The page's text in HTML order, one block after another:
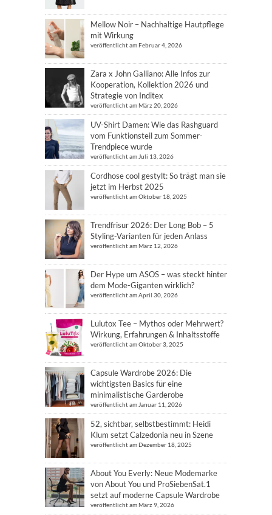
Mellow Noir – Nachhaltige Hautpflege
mit Wirkung
veröffentlicht am Februar 4, 2026
Zara x John Galliano: Alle Infos zur
Kooperation, Kollektion 2026 und
Strategie von Inditex
veröffentlicht am März 20, 2026
UV-Shirt Damen: Wie das Rashguard
vom Funktionsteil zum Sommer-
Trendpiece wurde
veröffentlicht am Juli 13, 2026
Cordhose cool gestylt: So trägt man sie
jetzt im Herbst 2025
veröffentlicht am Oktober 18, 2025
Trendfrisur 2026: Der Long Bob – 5
Styling-Varianten für jeden Anlass
veröffentlicht am März 12, 2026
Der Hype um ASOS – was steckt hinter
dem Mode-Giganten wirklich?
veröffentlicht am April 30, 2026
Lulutox Tee – Mythos oder Mehrwert?
Wirkung, Erfahrungen & Inhaltsstoffe
veröffentlicht am Oktober 3, 2025
Capsule Wardrobe 2026: Die
wichtigsten Basics für eine
minimalistische Garderobe
veröffentlicht am Januar 11, 2026
52, sichtbar, selbstbestimmt: Heidi
Klum setzt Calzedonia neu in Szene
veröffentlicht am Dezember 18, 2025
About You Everly: Neue Modemarke
von About You und ProSiebenSat.1
setzt auf moderne Capsule Wardrobe
veröffentlicht am März 9, 2026